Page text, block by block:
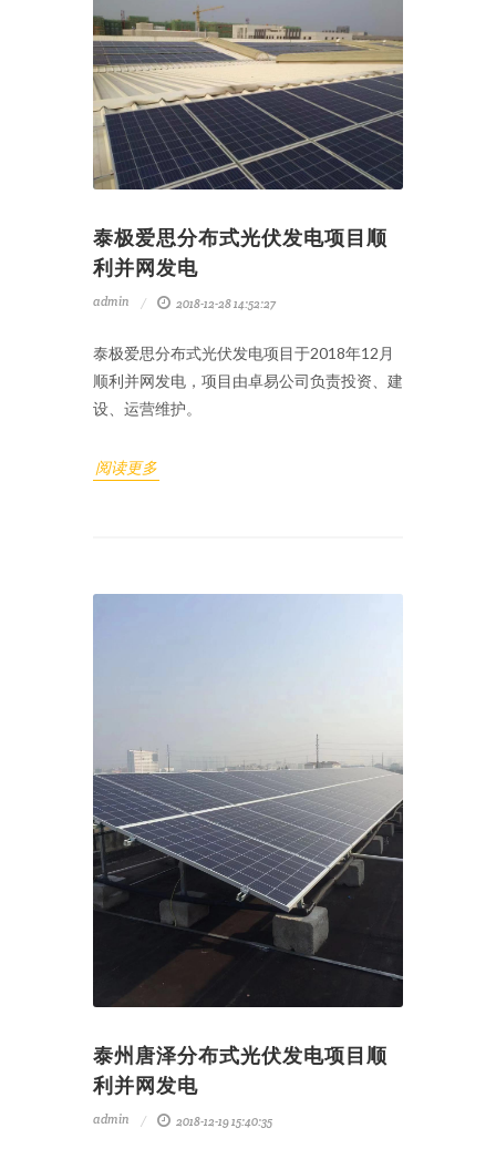
泰极爱思分布式光伏发电项目顺
利并网发电
admin 2018-12-28 14:52:27
泰极爱思分布式光伏发电项目于2018年12月
顺利并网发电，项目由卓易公司负责投资、建
设、运营维护。
阅读更多
泰州唐泽分布式光伏发电项目顺
利并网发电
admin 2018-12-19 15:40:35